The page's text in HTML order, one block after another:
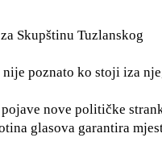
Skupštinu Tuzlanskog
poznato ko stoji iza
nove političke
glasova garantira